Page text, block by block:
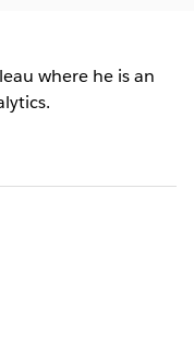
where he is an